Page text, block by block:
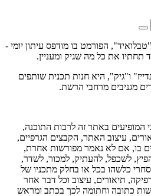
הפורמט בו מודפס עיתון יומי -
תחתיו את כל מה שגיק ומעניין.
ו"גיק", היא חנות תכנית שותפים
המופיעים באתר זה לרבות התוכנה,
עיצוב האתר, הקבצים הגרפיים,
בו, אם לא נאמר מפורשות אחרת,
לשכפל, להעתיק, למכור, לשדר,
כלשהו בכל או בחלק מתכניו של
תיאורים, עיצוב וכל דבר אחר
כתובה וחתומה לכך בכתב ומראש